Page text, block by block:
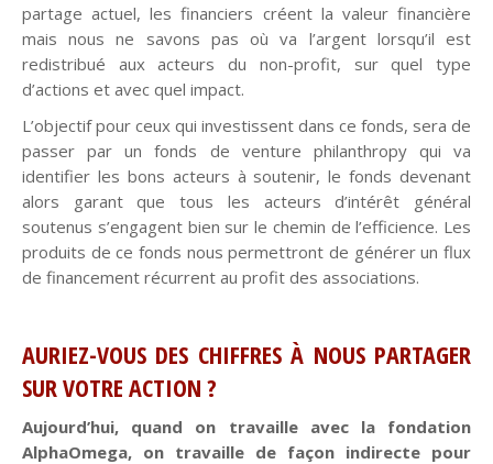
partage actuel, les financiers créent la valeur financière
mais nous ne savons pas où va l’argent lorsqu’il est
redistribué aux acteurs du non-profit, sur quel type
d’actions et avec quel impact.
L’objectif pour ceux qui investissent dans ce fonds, sera de
passer par un fonds de venture philanthropy qui va
identifier les bons acteurs à soutenir, le fonds devenant
alors garant que tous les acteurs d’intérêt général
soutenus s’engagent bien sur le chemin de l’efficience. Les
produits de ce fonds nous permettront de générer un flux
de financement récurrent au profit des associations.
AURIEZ-VOUS DES CHIFFRES À NOUS PARTAGER
SUR VOTRE ACTION ?
Aujourd’hui, quand on travaille avec la fondation
AlphaOmega, on travaille de façon indirecte pour